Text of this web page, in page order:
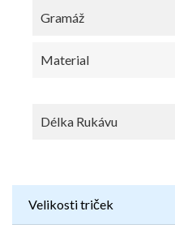
Gramáž
Material
Délka Rukávu
Velikosti triček